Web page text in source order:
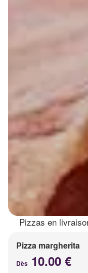
Pizzas en
Pizza margherita
Dès 10.00 €